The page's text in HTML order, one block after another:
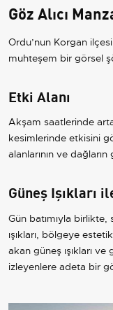
Göz Alıcı
Ordu’nun Korgan
muhteşem bir görsel
Etki Alanı
Akşam saatlerinde
kesimlerinde etkisini
alanlarının ve
Güneş Işıkları
Gün batımıyla birlikte,
ışıkları, bölgeye
akan güneş ışıkları
izleyenlere adeta bir